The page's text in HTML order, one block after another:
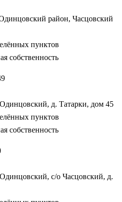
район, Часцовский
пунктов
собственность
д. Татарки, дом 45
пунктов
собственность
с/о Часцовский, д.